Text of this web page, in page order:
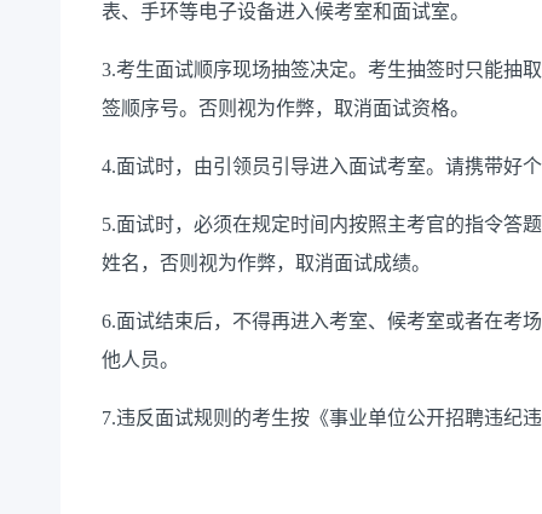
表、手环等电子设备进入候考室和面试室。
3.考生面试顺序现场抽签决定。考生抽签时只能抽
签顺序号。否则视为作弊，取消面试资格。
4.面试时，由引领员引导进入面试考室。请携带好
5.面试时，必须在规定时间内按照主考官的指令答
姓名，否则视为作弊，取消面试成绩。
6.面试结束后，不得再进入考室、候考室或者在考
他人员。
7.违反面试规则的考生按《事业单位公开招聘违纪